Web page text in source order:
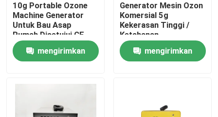
Rumah
Produk
Pertunjukan VR
10g Portable Ozone
Machine Generator
Untuk Bau Asap
Rumah Disetujui CE
mengirimkan
Generator Mesin Ozon
Komersial 5g
Kekerasan Tinggi /
Ketahanan
Kelembaban
mengirimkan